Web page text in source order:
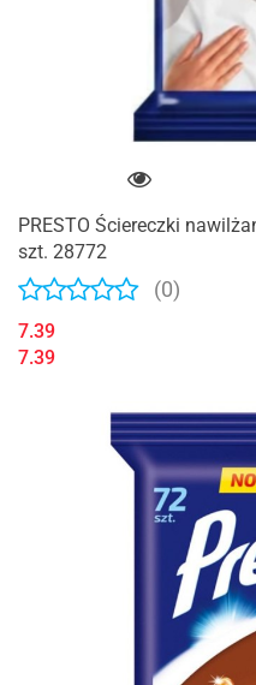
PRESTO Ściereczki
szt. 28772
(0)
7.39
7.39